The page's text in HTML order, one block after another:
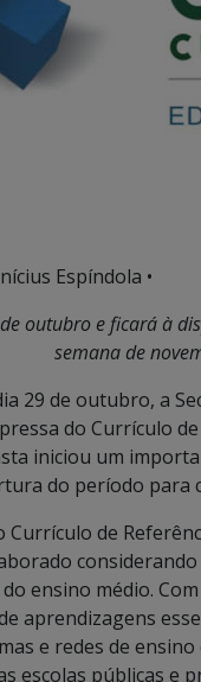
Espíndola •
outubro e ficará à
semana de
29 de outubro, a
do Currículo
iniciou um
do período para
de
ensino médio.
aprendizagens
e redes de
escolas públicas e